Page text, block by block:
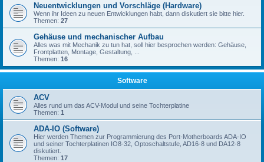
Neuentwicklungen und Vorschläge (Hardware)
Wenn ihr Ideen zu neuen Entwicklungen habt, dann diskutiert sie bitte hier.
Themen: 27
Gehäuse und mechanischer Aufbau
Alles was mit Mechanik zu tun hat, soll hier besprochen werden: Gehäuse,
Frontplatten, Montage, Gestaltung, ...
Themen: 16
Software
ACV
Alles rund um das ACV-Modul und seine Tochterplatine
Themen: 1
ADA-IO (Software)
Hier werden Themen zur Programmierung des Port-Motherboards ADA-IO
und seiner Tochterplatinen IO8-32, Optoschaltstufe, AD16-8 und DA12-8
diskutiert.
Themen: 17